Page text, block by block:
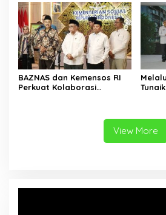
BAZNAS dan Kemensos RI
Perkuat Kolaborasi
View More